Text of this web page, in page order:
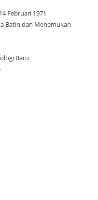
Februari 1971
Batin dan Menemukan
Baru